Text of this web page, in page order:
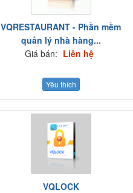
VQRESTAURANT - Phần mềm
quản lý nhà hàng...
Giá bán: Liên hệ
Yêu thích
VQLOCK